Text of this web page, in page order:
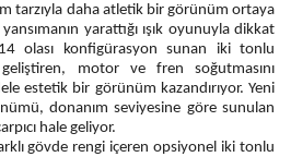
tarzıyla daha atletik bir görünüm ortaya
yarattığı ışık oyunuyla dikkat
14 olası konfigürasyon sunan iki tonlu
motor ve fren soğutmasını
estetik bir görünüm kazandırıyor. Yeni
donanım seviyesine göre sunulan
hale geliyor.
gövde rengi içeren opsiyonel iki tonlu